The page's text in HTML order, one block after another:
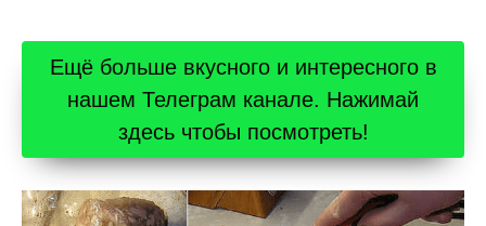
Ещё больше вкусного и интересного в
нашем Телеграм канале. Нажимай
здесь чтобы посмотреть!